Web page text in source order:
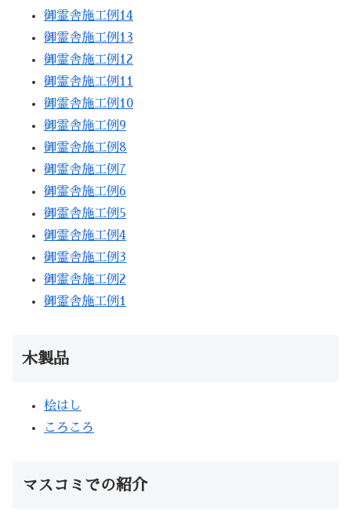
御霊舎施工例14
御霊舎施工例13
御霊舎施工例12
御霊舎施工例11
御霊舎施工例10
御霊舎施工例9
御霊舎施工例8
御霊舎施工例7
御霊舎施工例6
御霊舎施工例5
御霊舎施工例4
御霊舎施工例3
御霊舎施工例2
御霊舎施工例1
木製品
桧はし
ころころ
マスコミでの紹介